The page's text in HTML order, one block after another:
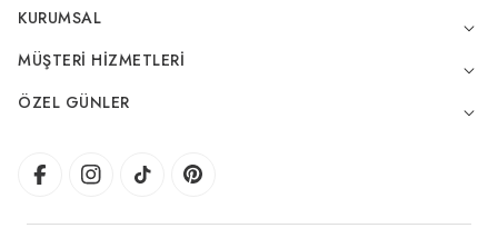
KURUMSAL
MÜŞTERI HIZMETLERI
ÖZEL GÜNLER